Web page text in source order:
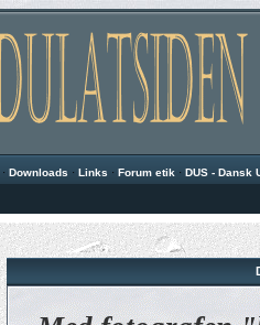
· Downloads · Links · Forum etik · DUS - Dansk